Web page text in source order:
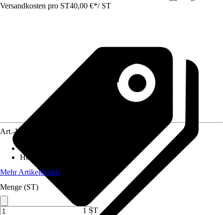
Versandkosten pro ST40,00 €*/ ST
Art.-Nr.
Höhe
Mehr Artikeldetails
Menge (ST)
1 ST